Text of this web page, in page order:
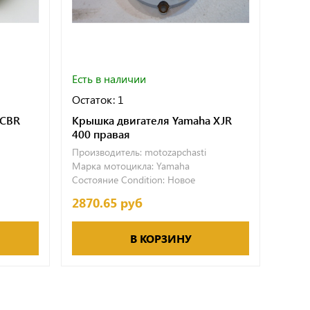
Есть в наличии
Остаток: 1
Крышка двигателя Yamaha XJR
400 правая
Производитель: motozapchasti
Марка мотоцикла: Yamaha
Состояние Condition: Новое
2870.65 руб
В КОРЗИНУ